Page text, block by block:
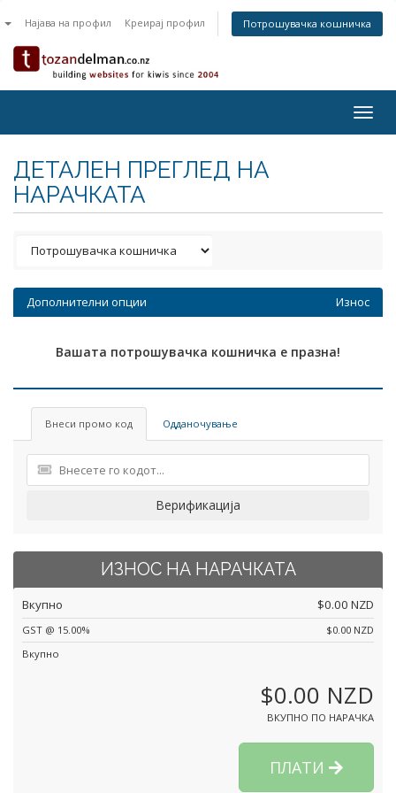
Најава на профил Креирај профил Потрошувачка кошничка
ДЕТАЛЕН ПРЕГЛЕД НА
НАРАЧКАТА
Дополнителни опции Износ
Вашата потрошувачка кошничка е празна!
Внеси промо код Одданочување
Верификација
ИЗНОС НА НАРАЧКАТА
Вкупно $0.00 NZD
GST @ 15.00%
$0.00 NZD
Вкупно
$0.00 NZD
ВКУПНО ПО НАРАЧКА
ПЛАТИ